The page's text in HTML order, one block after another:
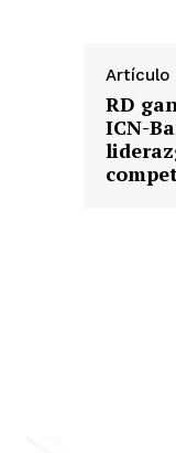
Artículo
RD
ICN-